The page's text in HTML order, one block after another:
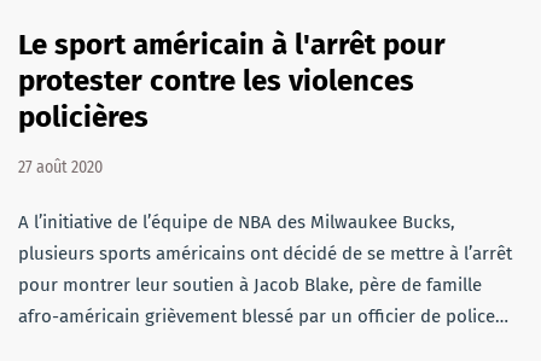
Le sport américain à l'arrêt pour
protester contre les violences
policières
27 août 2020
A l’initiative de l’équipe de NBA des Milwaukee Bucks,
plusieurs sports américains ont décidé de se mettre à l’arrêt
pour montrer leur soutien à Jacob Blake, père de famille
afro-américain grièvement blessé par un officier de police…